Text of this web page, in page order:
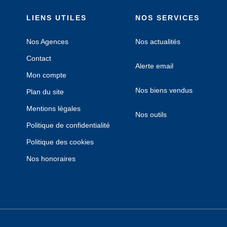
LIENS UTILES
Nos Agences
Contact
Mon compte
Plan du site
Mentions légales
Politique de confidentialité
Politique des cookies
Nos honoraires
NOS SERVICES
Nos actualités
Alerte email
Nos biens vendus
Nos outils